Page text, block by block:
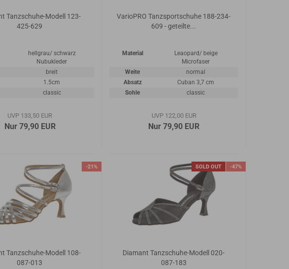
Tanzschuhe-Modell 123-
425-629
hellgrau/ schwarz
Nubukleder
breit
1.5cm
classic
UVP 133,50 EUR
Nur 79,90 EUR
VarioPRO Tanzsportschuhe 188-234-
609 - geteilte...
Material
Leaopard/ beige
Microfaser
Weite
normal
Absatz
Cuban 3,7 cm
Sohle
classic
UVP 122,00 EUR
Nur 79,90 EUR
-21%
Tanzschuhe-Modell 108-
087-013
SOLD OUT -47%
Diamant Tanzschuhe-Modell 020-
087-183